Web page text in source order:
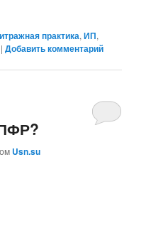
практика,ИП,
|Добавить комментарий
Usn.su